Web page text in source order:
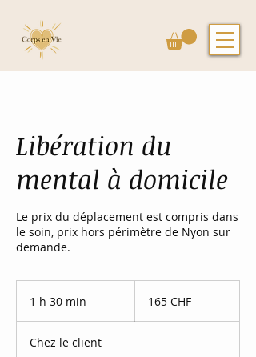
Libération du
mental à domicile
Le prix du déplacement est compris dans
le soin, prix hors périmètre de Nyon sur
demande.
1 h 30 min
m
suisses
165 CHF
Chez le client